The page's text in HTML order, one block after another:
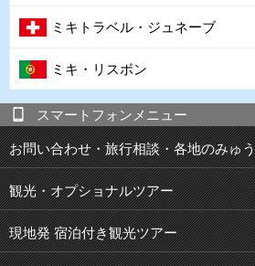
ミキトラベル・ジュネーブ
ミキ・リスボン
スマートフォンメニュー
お問い合わせ・旅行相談・各地のみゅう
観光・オプショナルツアー
現地発 宿泊付き観光ツアー